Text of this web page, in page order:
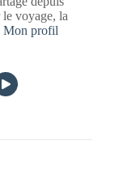
voyage, la
Mon profil